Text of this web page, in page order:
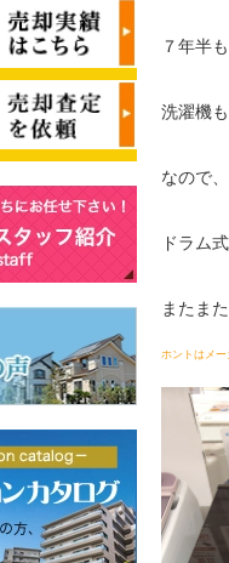
７年半
洗濯機
なので
ドラム
またま
ホントはメ